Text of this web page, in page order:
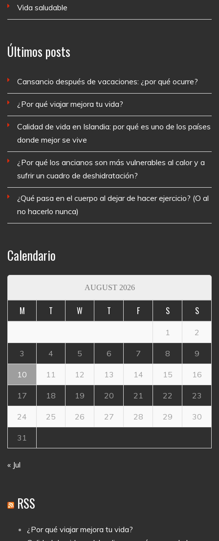
Vida saludable
Últimos posts
Cansancio después de vacaciones: ¿por qué ocurre?
¿Por qué viajar mejora tu vida?
Calidad de vida en Islandia: por qué es uno de los países
donde mejor se vive
¿Por qué los ancianos son más vulnerables al calor y a
sufrir un cuadro de deshidratación?
¿Qué pasa en el cuerpo al dejar de hacer ejercicio? (O al
no hacerlo nunca)
Calendario
AUGUST 2026
M T W T F S S
1 2
3 4 5 6 7 8 9
10 11 12 13 14 15 16
17 18 19 20 21 22 23
24 25 26 27 28 29 30
31
« Jul
RSS
¿Por qué viajar mejora tu vida?